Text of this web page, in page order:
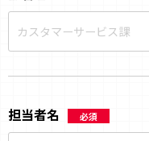
担当者名 必須